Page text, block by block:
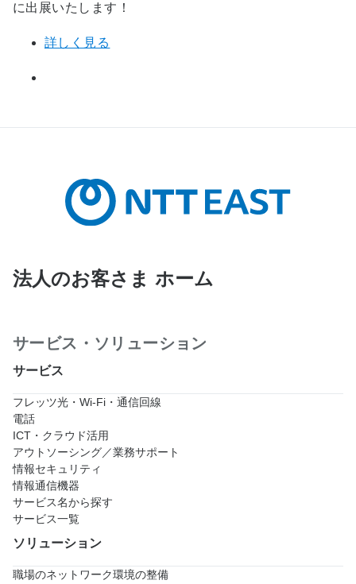
に出展いたします！
詳しく見る
法人のお客さま ホーム
サービス・ソリューション
サービス
フレッツ光・Wi-Fi・通信回線
電話
ICT・クラウド活用
アウトソーシング／業務サポート
情報セキュリティ
情報通信機器
サービス名から探す
サービス一覧
ソリューション
職場のネットワーク環境の整備